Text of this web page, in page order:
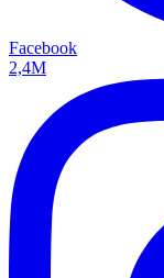
Facebook
2,4M